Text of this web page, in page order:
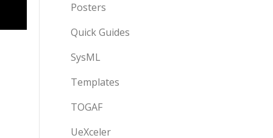
Posters
Quick Guides
SysML
Templates
TOGAF
UeXceler